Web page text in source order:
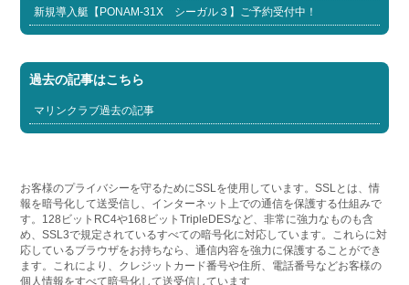
新規導入艇【PONAM-31X シーガル３】ご予約受付中！
過去の記事はこちら
マリンクラブ過去の記事
お客様のプライバシーを守るためにSSLを使用しています。SSLとは、情
報を暗号化して送受信し、インターネット上での通信を保護する仕組みで
す。128ビットRC4や168ビットTripleDESなど、非常に強力なものも含
め、SSL3で規定されているすべての暗号化に対応しています。これらに対
応しているブラウザをお持ちなら、通信内容を強力に保護することができ
ます。これにより、クレジットカード番号や住所、電話番号などお客様の
個人情報をすべて暗号化して送受信しています